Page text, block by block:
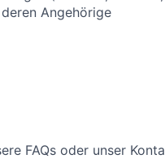
Angehörige
FAQs oder unser